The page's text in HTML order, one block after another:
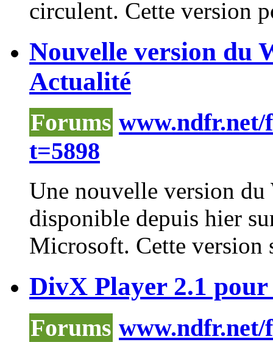
circulent. Cette version
Nouvelle version du
Actualité
Forums www.ndfr.net/
t=5898
Une nouvelle version du
disponible depuis hier
Microsoft. Cette version
DivX Player 2.1
Forums www.ndfr.net/